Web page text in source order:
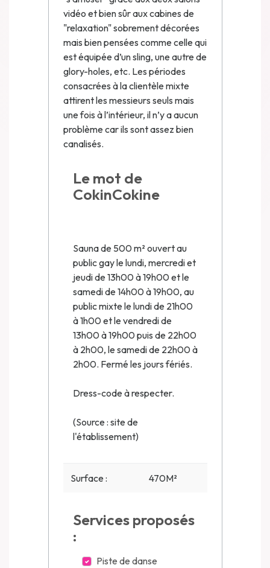
vidéo et bien sûr aux cabines de
"relaxation" sobrement décorées
mais bien pensées comme celle qui
est équipée d’un sling, une autre de
glory-holes, etc. Les périodes
consacrées à la clientèle mixte
attirent les messieurs seuls mais
une fois à l’intérieur, il n’y a aucun
problème car ils sont assez bien
canalisés.
Le mot de
CokinCokine
Sauna de 500 m² ouvert au
public gay le lundi, mercredi et
jeudi de 13h00 à 19h00 et le
samedi de 14h00 à 19h00, au
public mixte le lundi de 21h00
à 1h00 et le vendredi de
13h00 à 19h00 puis de 22h00
à 2h00, le samedi de 22h00 à
2h00. Fermé les jours fériés.
Dress-code à respecter.
(Source : site de
l'établissement)
Surface : 470M²
Services proposés
:
Piste de danse